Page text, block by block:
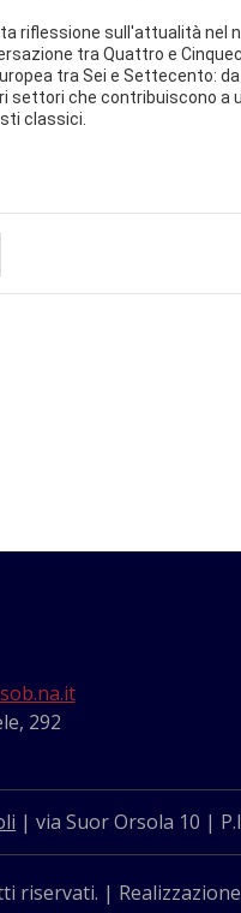
riflessione sull'attualità nel
tra Quattro e
tra Sei e Settecento:
settori che contribuiscono a
classici.
292
| via Suor Orsola 10 |
|